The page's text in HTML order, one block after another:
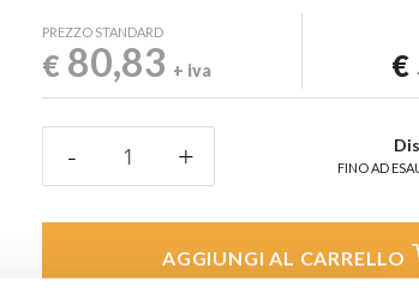
PREZZO STANDARD
€ 80,83 + iva €
FINO AD
AGGIUNGI AL CARRELLO